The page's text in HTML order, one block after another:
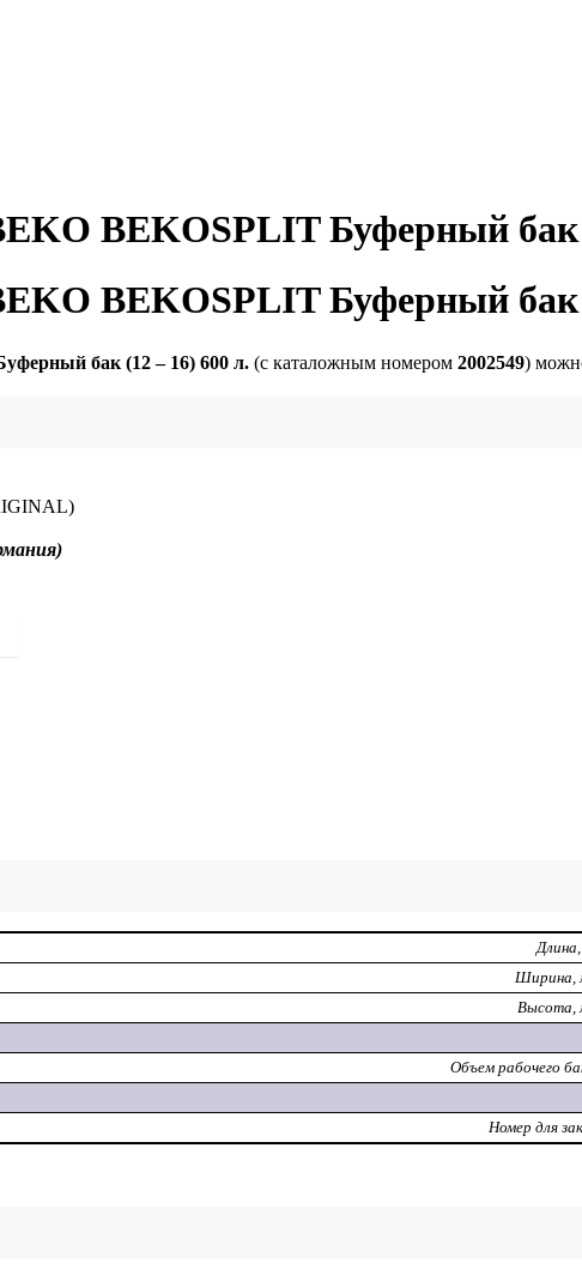
BEKOSPLIT Буферный бак
BEKOSPLIT Буферный бак
бак (12 – 16) 600 л. (с каталожным номером 2002549)
Ширина,
Высота,
Объем рабочего
Номер для